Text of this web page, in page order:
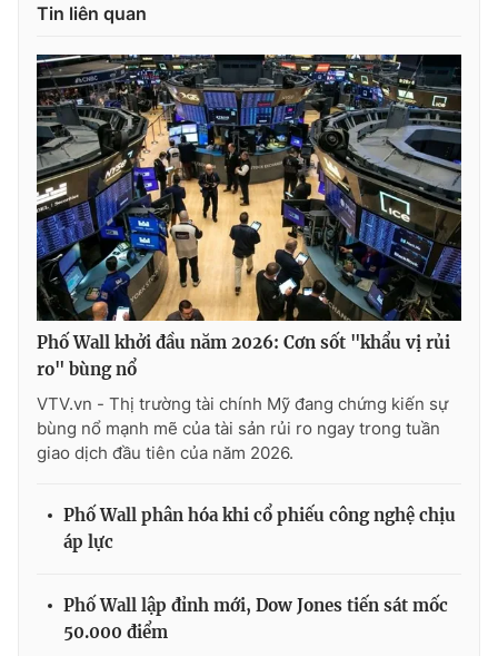
Ðiện thoại Thời báo VTV:
Liên hệ quảng cáo:024-7300.7108
thuận bằng văn bản. Ghi rõ nguồn VTV.vn khi phát hành lại
thông tin từ website này.
Tin liên quan
Phố Wall khởi đầu năm 2026: Cơn sốt "khẩu vị rủi
ro" bùng nổ
VTV.vn - Thị trường tài chính Mỹ đang chứng kiến sự
bùng nổ mạnh mẽ của tài sản rủi ro ngay trong tuần
giao dịch đầu tiên của năm 2026.
Phố Wall phân hóa khi cổ phiếu công nghệ chịu
áp lực
Phố Wall lập đỉnh mới, Dow Jones tiến sát mốc
50.000 điểm